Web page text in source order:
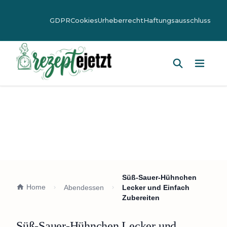
GDPRCookiesUrheberrechtHaftungsausschluss
Home Abendessen
Süß-Sauer-Hühnchen
Lecker und Einfach
Zubereiten